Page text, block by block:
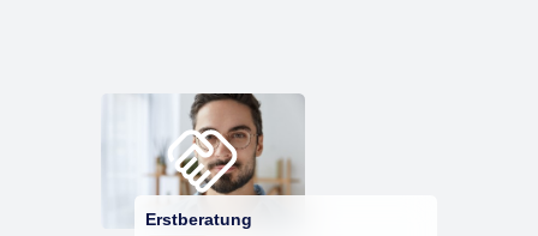
Erstberatung